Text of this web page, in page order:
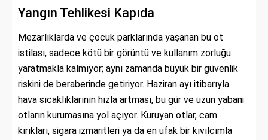
Yangın Tehlikesi Kapıda
Mezarlıklarda ve çocuk parklarında yaşanan bu ot
istilası, sadece kötü bir görüntü ve kullanım zorluğu
yaratmakla kalmıyor; aynı zamanda büyük bir güvenlik
riskini de beraberinde getiriyor. Haziran ayı itibarıyla
hava sıcaklıklarının hızla artması, bu gür ve uzun yabani
otların kurumasına yol açıyor. Kuruyan otlar, cam
kırıkları, sigara izmaritleri ya da en ufak bir kıvılcımla